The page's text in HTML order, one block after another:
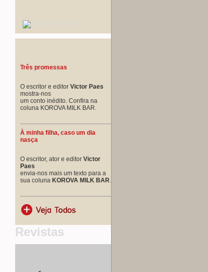
Três promessas
O escritor e editor Victor Paes
mostra-nos
um conto inédito. Confira na
coluna KOROVA MILK BAR.
À minha filha, caso um dia
nasça
O escritor, ator e editor Victor
Paes
envia-nos mais um texto para a
sua coluna KOROVA MILK BAR.
Revistas